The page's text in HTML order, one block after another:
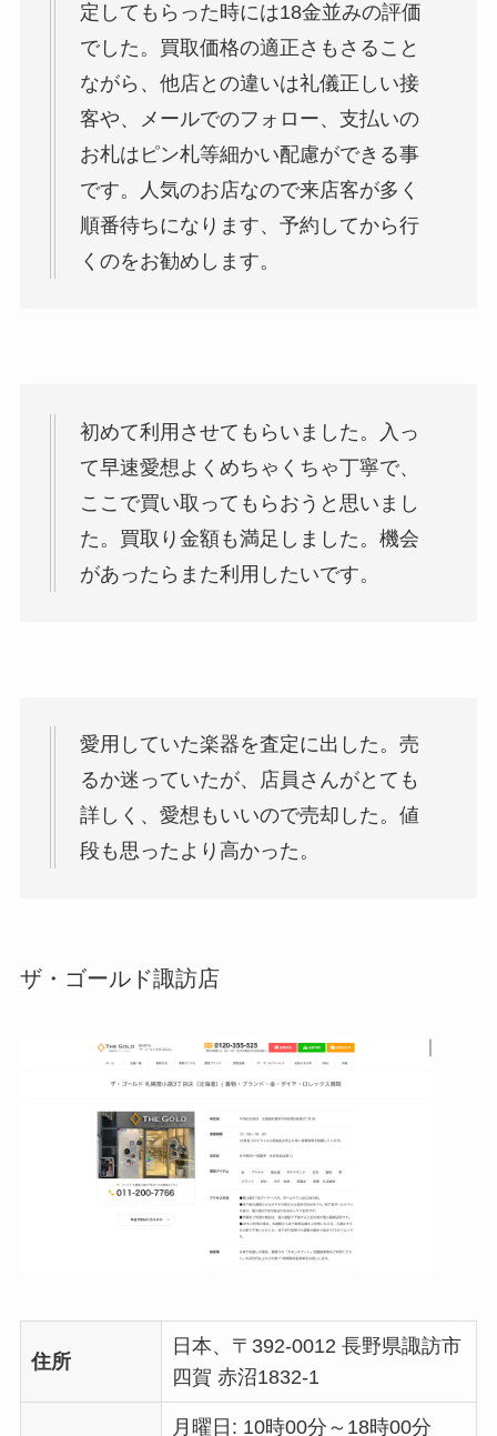
定してもらった時には18金並みの評価
でした。買取価格の適正さもさること
ながら、他店との違いは礼儀正しい接
客や、メールでのフォロー、支払いの
お札はピン札等細かい配慮ができる事
です。人気のお店なので来店客が多く
順番待ちになります、予約してから行
くのをお勧めします。
初めて利用させてもらいました。入っ
て早速愛想よくめちゃくちゃ丁寧で、
ここで買い取ってもらおうと思いまし
た。買取り金額も満足しました。機会
があったらまた利用したいです。
愛用していた楽器を査定に出した。売
るか迷っていたが、店員さんがとても
詳しく、愛想もいいので売却した。値
段も思ったより高かった。
ザ・ゴールド諏訪店
住所
日本、〒392-0012 長野県諏訪市
四賀 赤沼1832-1
月曜日: 10時00分～18時00分